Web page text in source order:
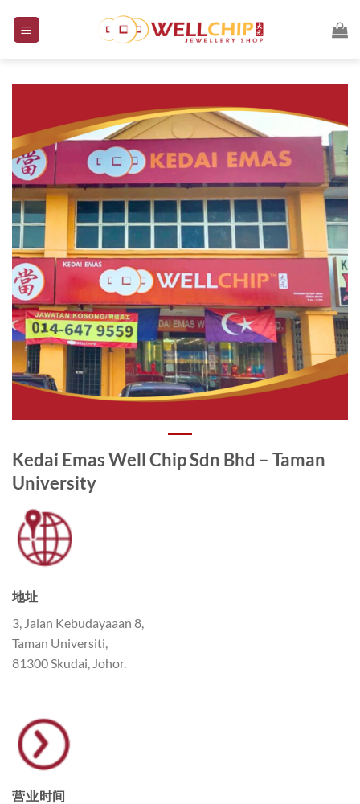
Kedai Emas Well Chip Sdn Bhd – Taman
University
地址
3, Jalan Kebudayaaan 8,
Taman Universiti,
81300 Skudai, Johor.
营业时间